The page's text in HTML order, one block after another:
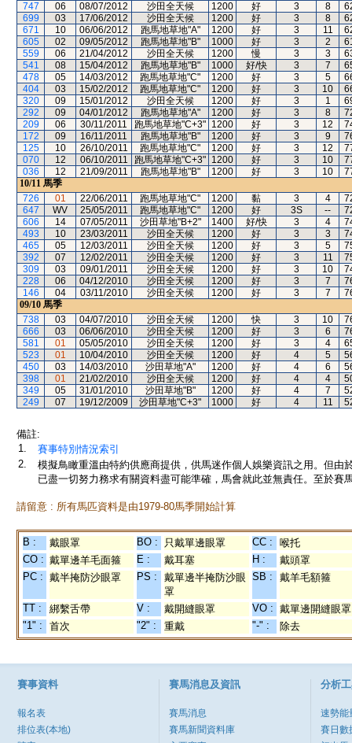
747
06 08/07/2012 沙田全天候 1200 好 3 8
699
03 17/06/2012 沙田全天候 1200 好 3 8
671
10 06/06/2012 跑馬地草地"A" 1200 好 3 11
605
02 09/05/2012 跑馬地草地"B" 1000 好 3 2
559
06 21/04/2012 沙田全天候 1200 慢 3 3
541
08 15/04/2012 跑馬地草地"B" 1000 好/快 3 7
478
05 14/03/2012 跑馬地草地"C" 1200 好 3 5
404
03 15/02/2012 跑馬地草地"C" 1200 好 3 10
320
09 15/01/2012 沙田全天候 1200 好 3 1
292
09 04/01/2012 跑馬地草地"A" 1200 好 3 8
209
06 30/11/2011 跑馬地草地"C+3" 1200 好 3 12
172
09 16/11/2011 跑馬地草地"B" 1200 好 3 9
125
10 26/10/2011 跑馬地草地"C" 1200 好 3 12
070
12 06/10/2011 跑馬地草地"C+3" 1200 好 3 10
036
12 21/09/2011 跑馬地草地"B" 1200 好 3 10
10/11 馬季
726
01 22/06/2011 跑馬地草地"C" 1200 黏 3 4
647
WV 25/05/2011 跑馬地草地"C" 1200 好 3S --
606
14 07/05/2011 沙田草地"B+2" 1400 好/快 3 4
493
10 23/03/2011 沙田全天候 1200 好 3 3
465
05 12/03/2011 沙田全天候 1200 好 3 5
392
07 12/02/2011 沙田全天候 1200 好 3 11
309
03 09/01/2011 沙田全天候 1200 好 3 10
228
06 04/12/2010 沙田全天候 1200 好 3 7
146
04 03/11/2010 沙田全天候 1200 好 3 7
09/10 馬季
738
03 04/07/2010 沙田全天候 1200 快 3 10
666
03 06/06/2010 沙田全天候 1200 好 3 6
581
01 05/05/2010 沙田全天候 1200 好 3 4
523
01 10/04/2010 沙田全天候 1200 好 4 5
450
03 14/03/2010 沙田草地"A" 1200 好 4 6
398
01 21/02/2010 沙田全天候 1200 好 4 4
349
05 31/01/2010 沙田草地"B" 1200 好 4 7
249
07 19/12/2009 沙田草地"C+3" 1000 好 4 11
備註:
1.
賽事特別情況索引
2.
模擬鳥瞰重溫由特約供應商提供，供馬迷作個人娛樂資訊之用。但
已盡一切努力務求有關資料盡可能準確，馬會就此並無責任。至於賽
請留意 : 所有馬匹資料是由1979-80馬季開始計算
B : 戴眼罩 BO : 只戴單邊眼罩 CC :
喉托
CO : 戴單邊羊毛面箍 E : 戴耳塞 H :
戴頭罩
PC : 戴半掩防沙眼罩 PS :
戴單邊半掩防沙眼
罩
SB : 戴羊毛額箍
TT : 綁繫舌帶 V : 戴開縫眼罩 VO : 戴單邊開縫眼罩
"1" :
首次 "2" : 重戴 "-" : 除去
賽事資料
報名表
排位表(本地)
賽馬消息及資訊
賽馬消息
賽馬新聞資料庫
分析
速勢能
賽日數